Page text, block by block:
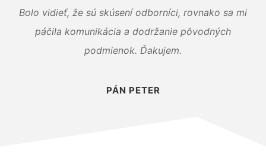
Bolo vidieť, že sú skúsení odborníci, rovnako sa mi
páčila komunikácia a dodržanie pôvodných
podmienok. Ďakujem.
PÁN PETER